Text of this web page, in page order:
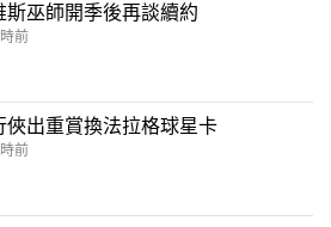
斯巫師開季後再談續約
前
俠出重賞換法拉格球星卡
前